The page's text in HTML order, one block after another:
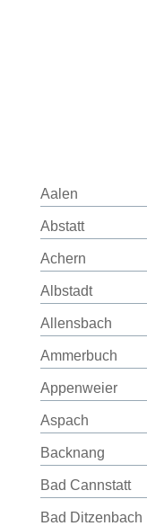
Aalen
Abstatt
Achern
Albstadt
Allensbach
Ammerbuch
Appenweier
Aspach
Backnang
Bad Cannstatt
Bad Ditzenbach